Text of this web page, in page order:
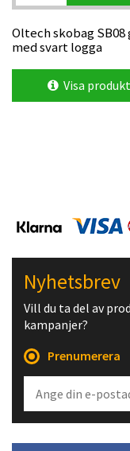
Oltech skobag SB08
med svart logga
Visa produkt
Nyhetsbrev
Vill du ta del av
kampanjer?
Prenumerera